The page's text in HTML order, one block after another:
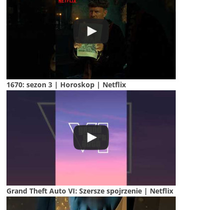
1670: sezon 3 | Horoskop | Netflix
Grand Theft Auto VI: Szersze spojrzenie | Netflix